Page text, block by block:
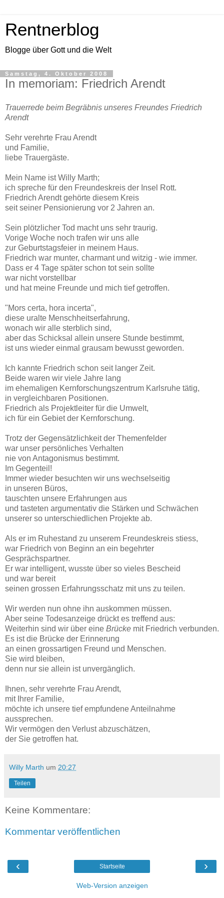
Rentnerblog
Blogge über Gott und die Welt
Samstag, 4. Oktober 2008
In memoriam: Friedrich Arendt
Trauerrede beim Begräbnis unseres Freundes Friedrich
Arendt
Sehr verehrte Frau Arendt
und Familie,
liebe Trauergäste.
Mein Name ist Willy Marth;
ich spreche für den Freundeskreis der Insel Rott.
Friedrich Arendt gehörte diesem Kreis
seit seiner Pensionierung vor 2 Jahren an.
Sein plötzlicher Tod macht uns sehr traurig.
Vorige Woche noch trafen wir uns alle
zur Geburtstagsfeier in meinem Haus.
Friedrich war munter, charmant und witzig - wie immer.
Dass er 4 Tage später schon tot sein sollte
war nicht vorstellbar
und hat meine Freunde und mich tief getroffen.
"Mors certa, hora incerta",
diese uralte Menschheitserfahrung,
wonach wir alle sterblich sind,
aber das Schicksal allein unsere Stunde bestimmt,
ist uns wieder einmal grausam bewusst geworden.
Ich kannte Friedrich schon seit langer Zeit.
Beide waren wir viele Jahre lang
im ehemaligen Kernforschungszentrum Karlsruhe tätig,
in vergleichbaren Positionen.
Friedrich als Projektleiter für die Umwelt,
ich für ein Gebiet der Kernforschung.
Trotz der Gegensätzlichkeit der Themenfelder
war unser persönliches Verhalten
nie von Antagonismus bestimmt.
Im Gegenteil!
Immer wieder besuchten wir uns wechselseitig
in unseren Büros,
tauschten unsere Erfahrungen aus
und tasteten argumentativ die Stärken und Schwächen
unserer so unterschiedlichen Projekte ab.
Als er im Ruhestand zu unserem Freundeskreis stiess,
war Friedrich von Beginn an ein begehrter
Gesprächspartner.
Er war intelligent, wusste über so vieles Bescheid
und war bereit
seinen grossen Erfahrungsschatz mit uns zu teilen.
Wir werden nun ohne ihn auskommen müssen.
Aber seine Todesanzeige drückt es treffend aus:
Weiterhin sind wir über eine Brücke mit Friedrich verbunden.
Es ist die Brücke der Erinnerung
an einen grossartigen Freund und Menschen.
Sie wird bleiben,
denn nur sie allein ist unvergänglich.
Ihnen, sehr verehrte Frau Arendt,
mit Ihrer Familie,
möchte ich unsere tief empfundene Anteilnahme
aussprechen.
Wir vermögen den Verlust abzuschätzen,
der Sie getroffen hat.
Willy Marth um 20:27
Teilen
Keine Kommentare:
Kommentar veröffentlichen
‹ ›
Startseite
Web-Version anzeigen